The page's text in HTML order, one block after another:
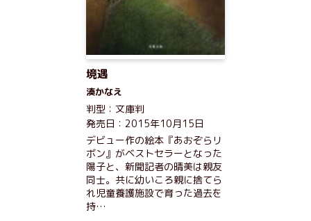
境遇
湊かなえ
判型：文庫判
発売日：2015年10月15日
デビュー作の絵本『あおぞらリ
ボン』がベストセラーとなった
陽子と、新聞記者の晴美は親友
同士。共に幼いころ親に捨てら
れ児童養護施設で育った過去を
持…